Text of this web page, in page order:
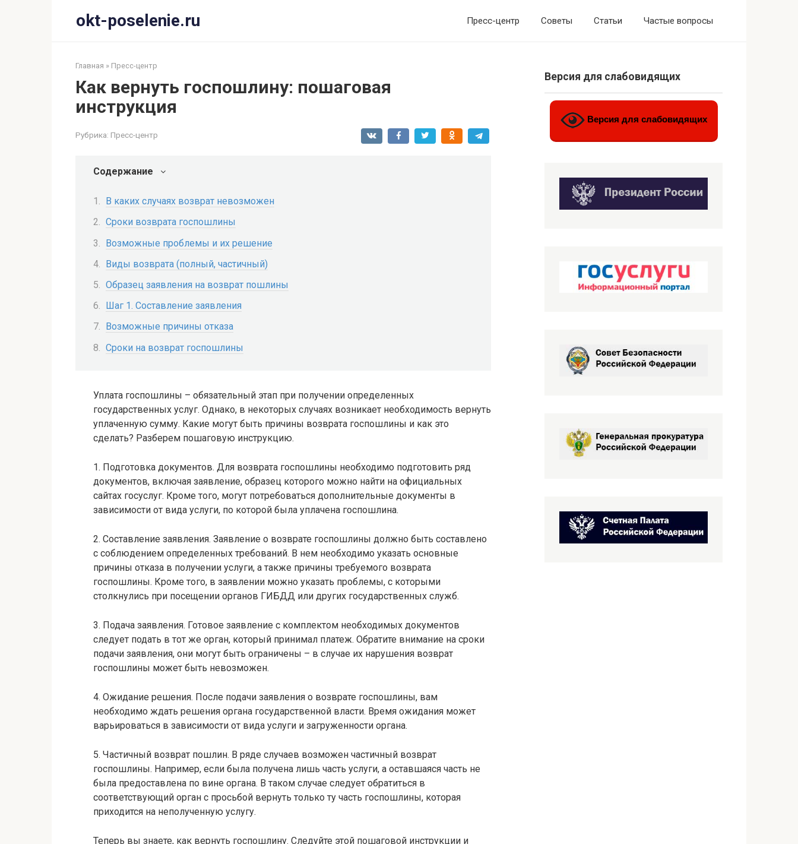
okt-poselenie.ru Пресс-центр Советы Статьи Частые вопросы
Главная » Пресс-центр
Как вернуть госпошлину: пошаговая
инструкция
Рубрика: Пресс-центр
Содержание
В каких случаях возврат невозможен
Сроки возврата госпошлины
Возможные проблемы и их решение
Виды возврата (полный, частичный)
Образец заявления на возврат пошлины
Шаг 1. Составление заявления
Возможные причины отказа
Сроки на возврат госпошлины
Уплата госпошлины – обязательный этап при получении определенных
государственных услуг. Однако, в некоторых случаях возникает необходимость вернуть
уплаченную сумму. Какие могут быть причины возврата госпошлины и как это
сделать? Разберем пошаговую инструкцию.
1. Подготовка документов. Для возврата госпошлины необходимо подготовить ряд
документов, включая заявление, образец которого можно найти на официальных
сайтах госуслуг. Кроме того, могут потребоваться дополнительные документы в
зависимости от вида услуги, по которой была уплачена госпошлина.
2. Составление заявления. Заявление о возврате госпошлины должно быть составлено
с соблюдением определенных требований. В нем необходимо указать основные
причины отказа в получении услуги, а также причины требуемого возврата
госпошлины. Кроме того, в заявлении можно указать проблемы, с которыми
столкнулись при посещении органов ГИБДД или других государственных служб.
3. Подача заявления. Готовое заявление с комплектом необходимых документов
следует подать в тот же орган, который принимал платеж. Обратите внимание на сроки
подачи заявления, они могут быть ограничены – в случае их нарушения возврат
госпошлины может быть невозможен.
4. Ожидание решения. После подачи заявления о возврате госпошлины, вам
необходимо ждать решения органа государственной власти. Время ожидания может
варьироваться в зависимости от вида услуги и загруженности органа.
5. Частичный возврат пошлин. В ряде случаев возможен частичный возврат
госпошлины. Например, если была получена лишь часть услуги, а оставшаяся часть не
была предоставлена по вине органа. В таком случае следует обратиться в
соответствующий орган с просьбой вернуть только ту часть госпошлины, которая
приходится на неполученную услугу.
Теперь вы знаете, как вернуть госпошлину. Следуйте этой пошаговой инструкции и
Версия для слабовидящих
Версия для слабовидящих